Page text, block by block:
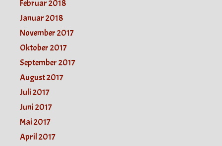
Februar 2018
Januar 2018
November 2017
Oktober 2017
September 2017
August 2017
Juli 2017
Juni 2017
Mai 2017
April 2017